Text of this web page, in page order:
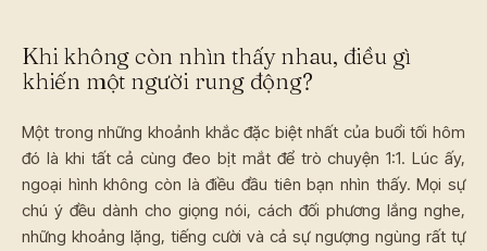
Khi không còn nhìn thấy nhau, điều gì
khiến một người rung động?
Một trong những khoảnh khắc đặc biệt nhất của buổi tối hôm
đó là khi tất cả cùng đeo bịt mắt để trò chuyện 1:1. Lúc ấy,
ngoại hình không còn là điều đầu tiên bạn nhìn thấy. Mọi sự
chú ý đều dành cho giọng nói, cách đối phương lắng nghe,
những khoảng lặng, tiếng cười và cả sự ngượng ngùng rất tự